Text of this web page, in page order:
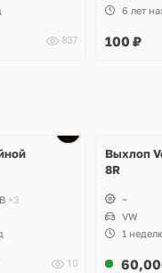
837
6 лет
100 ₽
+3
10
Выхлоп
8R
~
VW
1